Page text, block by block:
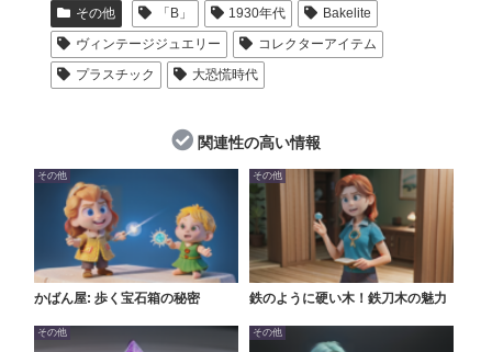
その他 「B」 1930年代
Bakelite
ヴィンテージジュエリー
コレクターアイテム
プラスチック
大恐慌時代
関連性の高い情報
その他
かばん屋: 歩く宝石箱の秘密
その他
鉄のように硬い木！鉄刀木の魅力
その他 その他